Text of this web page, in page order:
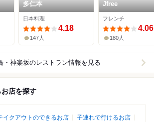
多仁本
日本料理
4.18
147人
Jfree
フレンチ
4.06
180人
・神楽坂のレストラン情報を見る
店を探す
イクアウトのできるお店
子連れで行けるお店